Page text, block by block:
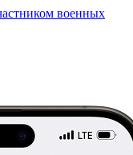
военных